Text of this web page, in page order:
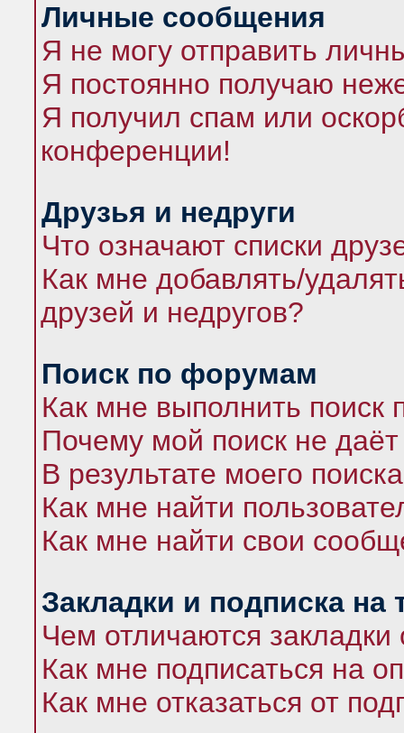
Личные сообщения
Я не могу отправить
Я постоянно получаю
Я получил спам или
конференции!
Друзья и недруги
Что означают списки
Как мне добавлять/
друзей и недругов?
Поиск по форумам
Как мне выполнить
Почему мой поиск не даёт
В результате моего
Как мне найти
Как мне найти свои
Закладки и подписка на
Чем отличаются закладки
Как мне подписаться на
Как мне отказаться от